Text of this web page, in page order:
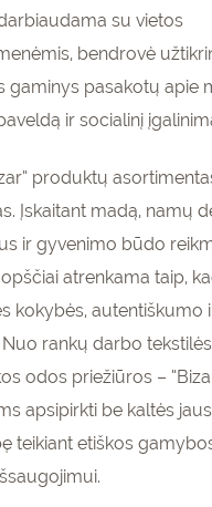
su vietos
bendrovė
gaminys pasakotų apie
ir socialinį
produktų
Įskaitant madą, namų
ir gyvenimo būdo
atrenkama taip,
kokybės, autentiškumo
rankų darbo
odos priežiūros –
apsipirkti be kaltės
teikiant etiškos